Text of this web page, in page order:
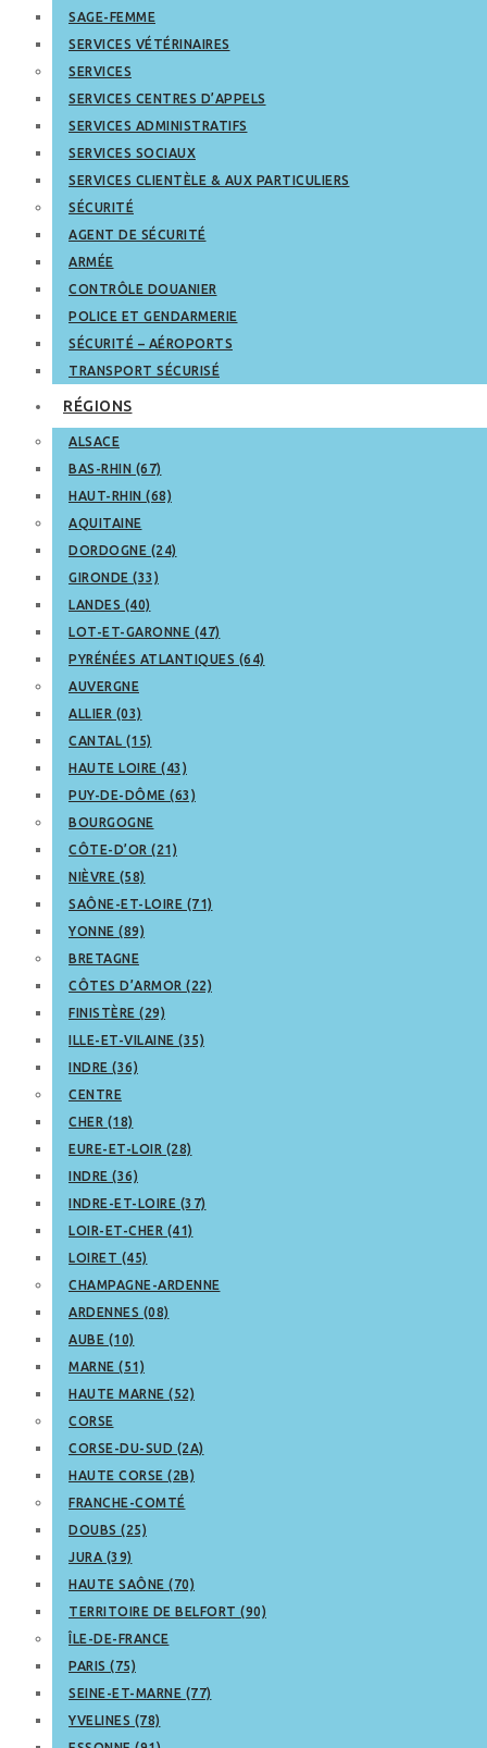
SAGE-FEMME
SERVICES VÉTÉRINAIRES
SERVICES
SERVICES CENTRES D’APPELS
SERVICES ADMINISTRATIFS
SERVICES SOCIAUX
SERVICES CLIENTÈLE & AUX PARTICULIERS
SÉCURITÉ
AGENT DE SÉCURITÉ
ARMÉE
CONTRÔLE DOUANIER
POLICE ET GENDARMERIE
SÉCURITÉ – AÉROPORTS
TRANSPORT SÉCURISÉ
RÉGIONS
ALSACE
BAS-RHIN (67)
HAUT-RHIN (68)
AQUITAINE
DORDOGNE (24)
GIRONDE (33)
LANDES (40)
LOT-ET-GARONNE (47)
PYRÉNÉES ATLANTIQUES (64)
AUVERGNE
ALLIER (03)
CANTAL (15)
HAUTE LOIRE (43)
PUY-DE-DÔME (63)
BOURGOGNE
CÔTE-D’OR (21)
NIÈVRE (58)
SAÔNE-ET-LOIRE (71)
YONNE (89)
BRETAGNE
CÔTES D’ARMOR (22)
FINISTÈRE (29)
ILLE-ET-VILAINE (35)
INDRE (36)
CENTRE
CHER (18)
EURE-ET-LOIR (28)
INDRE (36)
INDRE-ET-LOIRE (37)
LOIR-ET-CHER (41)
LOIRET (45)
CHAMPAGNE-ARDENNE
ARDENNES (08)
AUBE (10)
MARNE (51)
HAUTE MARNE (52)
CORSE
CORSE-DU-SUD (2A)
HAUTE CORSE (2B)
FRANCHE-COMTÉ
DOUBS (25)
JURA (39)
HAUTE SAÔNE (70)
TERRITOIRE DE BELFORT (90)
ÎLE-DE-FRANCE
PARIS (75)
SEINE-ET-MARNE (77)
YVELINES (78)